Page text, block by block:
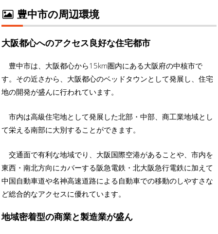
豊中市の周辺環境
大阪都心へのアクセス良好な住宅都市
豊中市は、大阪都心から15km圏内にある大阪府の中核市で
す。その近さから、大阪都心のベッドタウンとして発展し、住宅
地の開発が盛んに行われています。
市内は高級住宅地として発展した北部・中部、商工業地域とし
て栄える南部に大別することができます。
交通面で有利な地域でり、大阪国際空港があることや、市内を
東西・南北方向にカバーする阪急電鉄・北大阪急行電鉄に加えて
中国自動車道や名神高速道路による自動車での移動のしやすさな
ど総合的なアクセスに優れています。
地域密着型の商業と製造業が盛ん